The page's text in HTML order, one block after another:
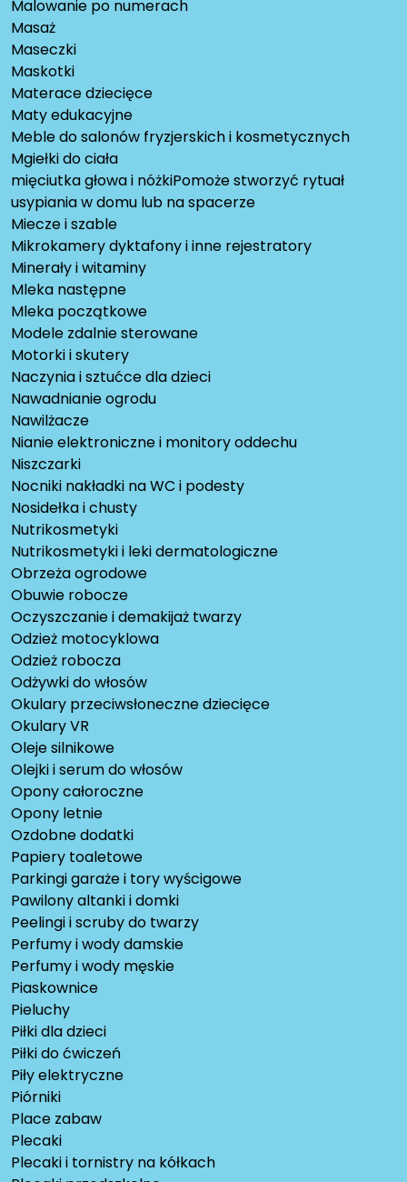
Malowanie po numerach
Masaż
Maseczki
Maskotki
Materace dziecięce
Maty edukacyjne
Meble do salonów fryzjerskich i kosmetycznych
Mgiełki do ciała
mięciutka głowa i nóżkiPomoże stworzyć rytuał
usypiania w domu lub na spacerze
Miecze i szable
Mikrokamery dyktafony i inne rejestratory
Minerały i witaminy
Mleka następne
Mleka początkowe
Modele zdalnie sterowane
Motorki i skutery
Naczynia i sztućce dla dzieci
Nawadnianie ogrodu
Nawilżacze
Nianie elektroniczne i monitory oddechu
Niszczarki
Nocniki nakładki na WC i podesty
Nosidełka i chusty
Nutrikosmetyki
Nutrikosmetyki i leki dermatologiczne
Obrzeża ogrodowe
Obuwie robocze
Oczyszczanie i demakijaż twarzy
Odzież motocyklowa
Odzież robocza
Odżywki do włosów
Okulary przeciwsłoneczne dziecięce
Okulary VR
Oleje silnikowe
Olejki i serum do włosów
Opony całoroczne
Opony letnie
Ozdobne dodatki
Papiery toaletowe
Parkingi garaże i tory wyścigowe
Pawilony altanki i domki
Peelingi i scruby do twarzy
Perfumy i wody damskie
Perfumy i wody męskie
Piaskownice
Pieluchy
Piłki dla dzieci
Piłki do ćwiczeń
Piły elektryczne
Piórniki
Place zabaw
Plecaki
Plecaki i tornistry na kółkach